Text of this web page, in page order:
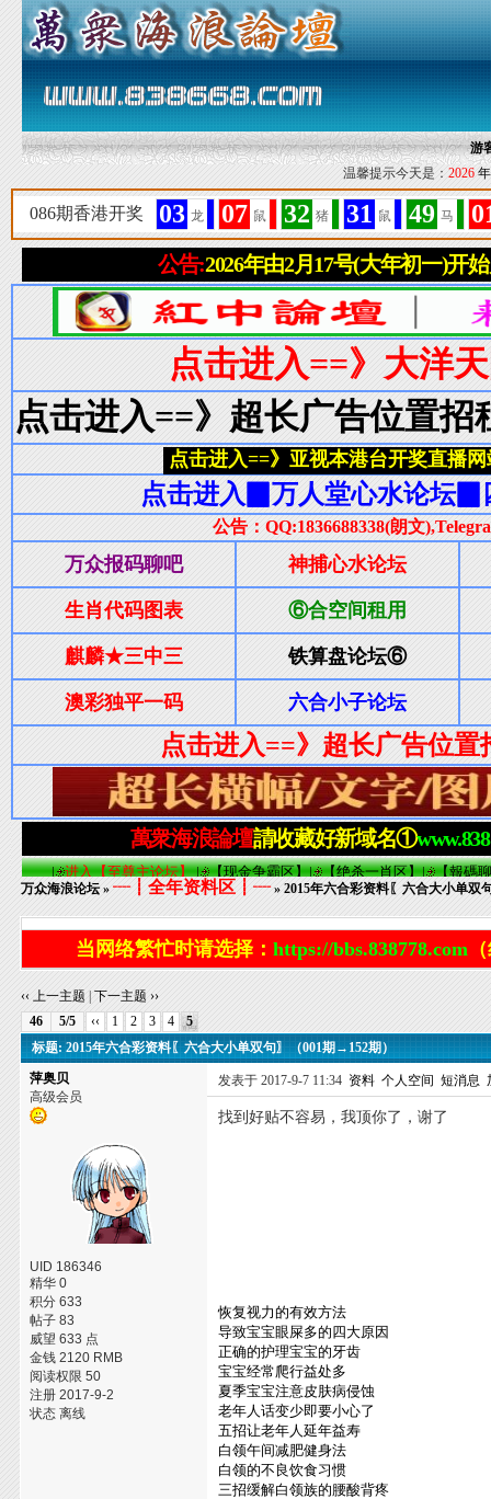
游
温馨提示今天是： 2026
万众海浪论坛 »┈┋全年资料区┋┈» 2015年六合彩资料〖六合大小单双
当网络繁忙时请选择： https://bbs.838778.com
‹‹ 上一主题 |下一主题 ››
46
5/5 ‹‹ 1 2 3 4
5
标题: 2015年六合彩资料〖六合大小单双句〗（001期→152期）
萍奥贝
高级会员
UID 186346
精华 0
积分 633
帖子 83
威望 633 点
金钱 2120 RMB
阅读权限 50
注册 2017-9-2
状态 离线
发表于 2017-9-7 11:34 资料 个人空间 短消息
找到好贴不容易，我顶你了，谢了
恢复视力的有效方法
导致宝宝眼屎多的四大原因
正确的护理宝宝的牙齿
宝宝经常爬行益处多
夏季宝宝注意皮肤病侵蚀
老年人话变少即要小心了
五招让老年人延年益寿
白领午间减肥健身法
白领的不良饮食习惯
三招缓解白领族的腰酸背疼